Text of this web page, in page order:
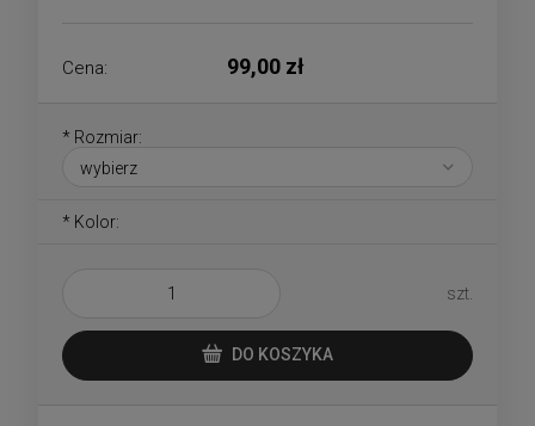
Cena: 99,00 zł
* Rozmiar:
* Kolor:
szt.
DO KOSZYKA